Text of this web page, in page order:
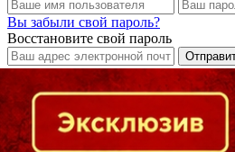
Вы забыли свой пароль?
Восстановите свой пароль
Кто есть кто в Байкальском регионе